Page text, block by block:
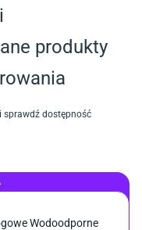
produkty
sprawdź dostępność
Wodoodporne